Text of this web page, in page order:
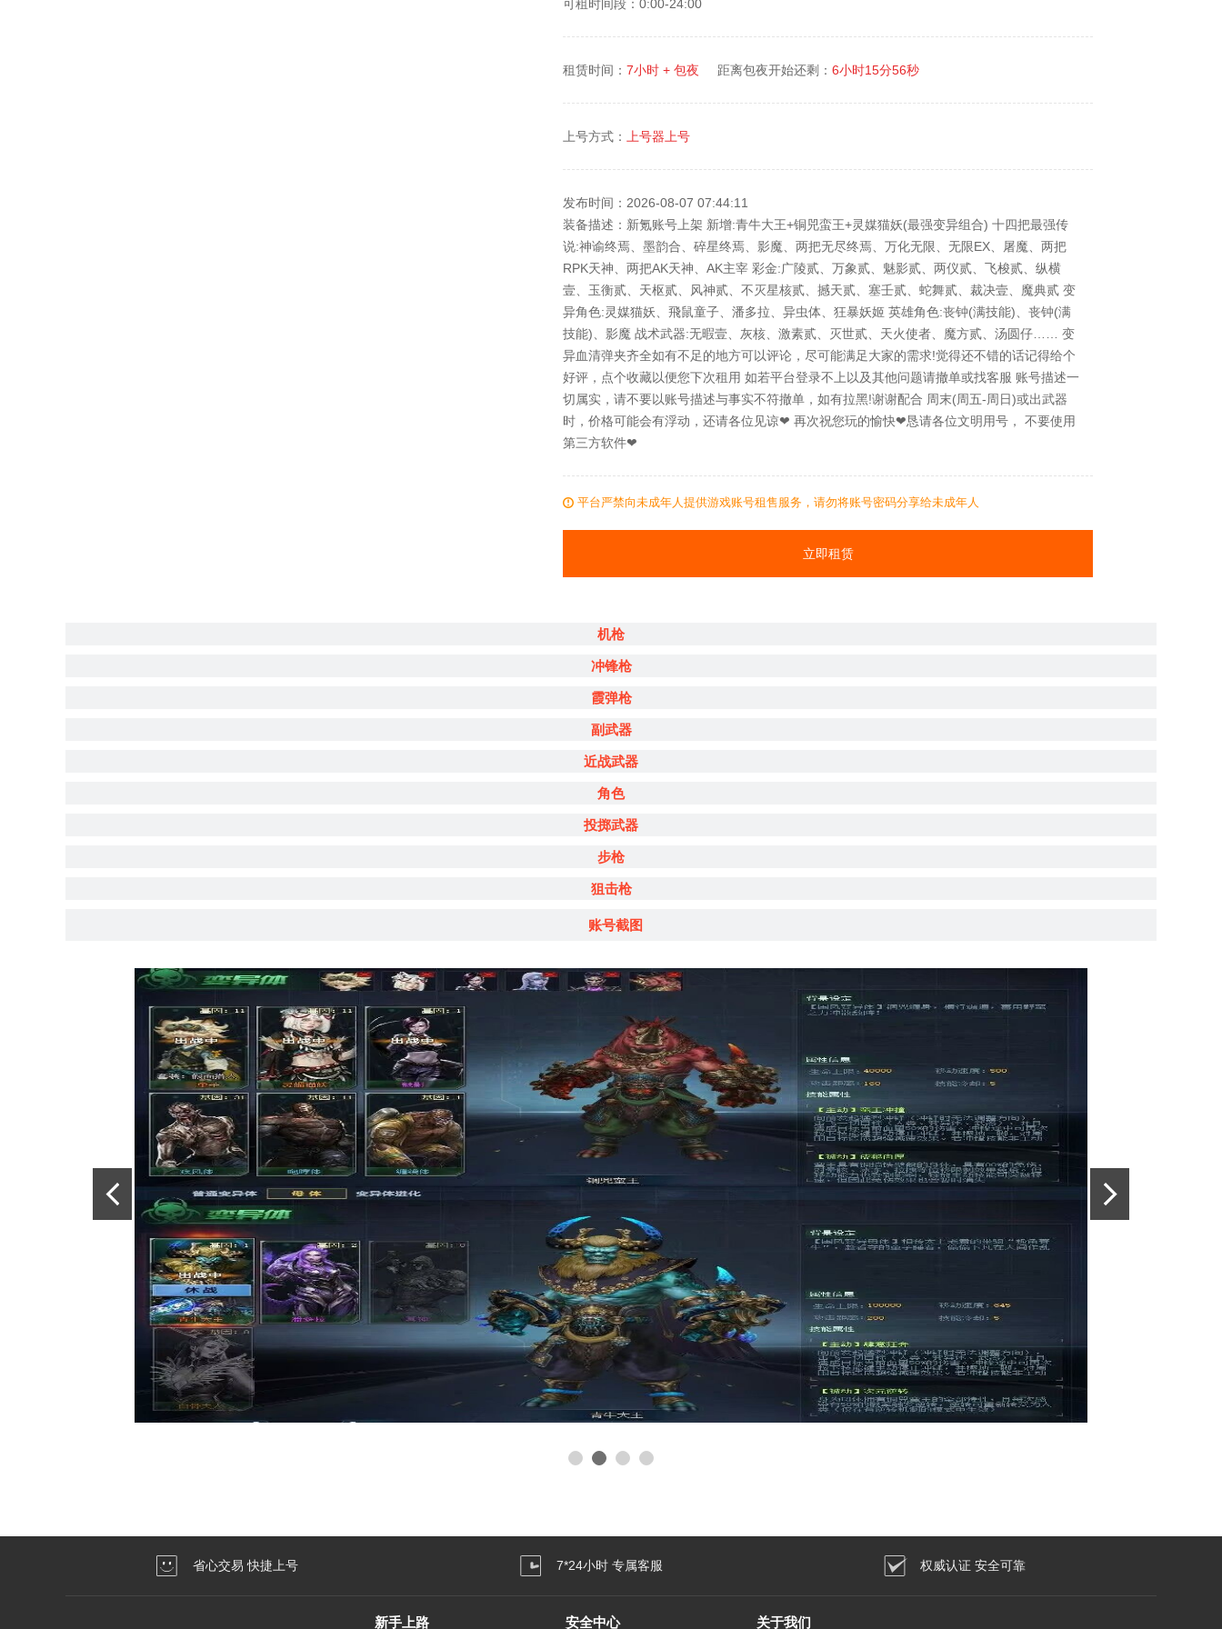
可租时间段：0:00-24:00
租赁时间： 7小时 + 包夜 距离包夜开始还剩： 6小时15分56秒
上号方式： 上号器上号
发布时间：2026-08-07 07:44:11
装备描述：新氪账号上架 新增:青牛大王+铜兕蛮王+灵媒猫妖(最强变异组合) 十四把最强传
说:神谕终焉、墨韵合、碎星终焉、影魔、两把无尽终焉、万化无限、无限EX、屠魔、两把
RPK天神、两把AK天神、AK主宰 彩金:广陵贰、万象贰、魅影贰、两仪贰、飞梭贰、纵横
壹、玉衡贰、天枢贰、风神贰、不灭星核贰、撼天贰、塞壬贰、蛇舞贰、裁决壹、魔典贰 变
异角色:灵媒猫妖、飛鼠童子、潘多拉、异虫体、狂暴妖姬 英雄角色:丧钟(满技能)、丧钟(满
技能)、影魔 战术武器:无暇壹、灰核、激素贰、灭世贰、天火使者、魔方贰、汤圆仔…… 变
异血清弹夹齐全 ​ ​如有不足的地方可以评论，尽可能满足大家的需求!觉得还不错的话记得给个
好评，点个收藏以便您下次租用 如若平台登录不上以及其他问题请撤单或找客服 账号描述一
切属实，请不要以账号描述与事实不符撤单，如有拉黑!谢谢配合 周末(周五-周日)或出武器
时，价格可能会有浮动，还请各位见谅❤ 再次祝您玩的愉快❤恳请各位文明用号， 不要使用
第三方软件❤
平台严禁向未成年人提供游戏账号租售服务，请勿将账号密码分享给未成年人
立即租赁
机枪
冲锋枪
霞弹枪
副武器
近战武器
角色
投掷武器
步枪
狙击枪
账号截图
省心交易 快捷上号 7*24小时 专属客服 权威认证 安全可靠
新手上路 安全中心 关于我们